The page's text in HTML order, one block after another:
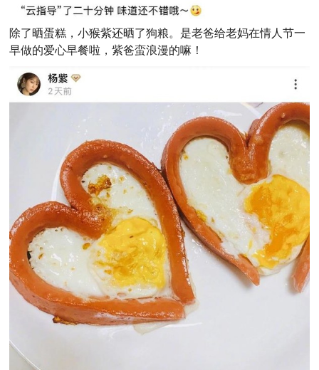
除了晒蛋糕，小猴紫还晒了狗粮。是老爸给老妈在情人节一
早做的爱心早餐啦，紫爸蛮浪漫的嘛！